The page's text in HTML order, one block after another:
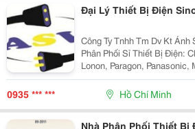
Đại Lý Thiết Bị Điện
Công Ty Tnhh Tm Dv Kt
Phân Phối Sỉ Thiết Bị Điện:
Lonon, Paragon, Panasonic, Mpe,
Phối Đèn Chiếu Sáng Nội
Sano, Quốc Ngọc, 168
0935 *** *** Hồ Chí Minh
Nhà Phân Phối Thiết Bị